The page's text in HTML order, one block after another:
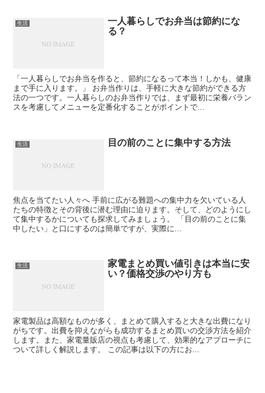
生活
一人暮らしでお弁当は節約にな
る？
「一人暮らしでお弁当を作ると、節約になるって本当！しかも、健康
まで手に入ります。」 お弁当作りは、手軽に大きな節約ができる方
法の一つです。一人暮らしのお弁当作りでは、まず最初に栄養バラン
スを考慮してメニューを定番化することがポイントで...
生活 目の前のことに集中する方法
焦点を当てたい人々へ 手前に広がる難題への集中力を欠いている人
たちの特徴とその背後に潜む理由に迫ります。そして、どのようにし
て集中するかについても探求してみましょう。 「目の前のことに集
中したい」と口にするのは簡単ですが、実際に...
生活
家電まとめ買い値引きは本当に安
い？価格交渉のやり方も
家電製品は高額なものが多く、まとめて購入すると大きな出費になり
がちです。出費を抑えながらも成功するまとめ買いの交渉方法を紹介
します。また、家電量販店の視点も考慮して、効果的なアプローチに
ついて詳しく解説します。 この記事は以下の方にお...